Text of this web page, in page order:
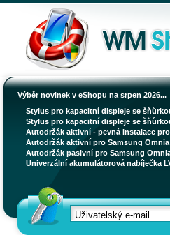
Výběr novinek v eShopu na srpen 2026...
Stylus pro kapacitní displeje se
Stylus pro kapacitní displeje se
Autodržák aktivní - pevná instalace
Autodržák aktivní pro Samsung Omnia
Autodržák pasivní pro Samsung
Univerzální akumulátorová nabíječka